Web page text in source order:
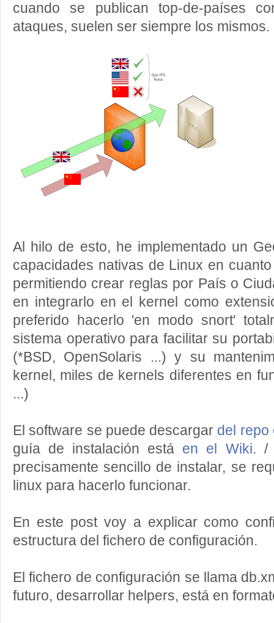
cuando se publican top-de-países
ataques, suelen ser siempre los mismos.
Al hilo de esto, he implementado un
capacidades nativas de Linux en
permitiendo crear reglas por País o
en integrarlo en el kernel como
preferido hacerlo 'en modo snort'
sistema operativo para facilitar su
(*BSD, OpenSolaris ...) y su
kernel, miles de kernels diferentes en
...)
El software se puede descargar del repo
guía de instalación está en el Wiki. /
precisamente sencillo de instalar, se
linux para hacerlo funcionar.
En este post voy a explicar como
estructura del fichero de configuración.
El fichero de configuración se llama
futuro, desarrollar helpers, está en